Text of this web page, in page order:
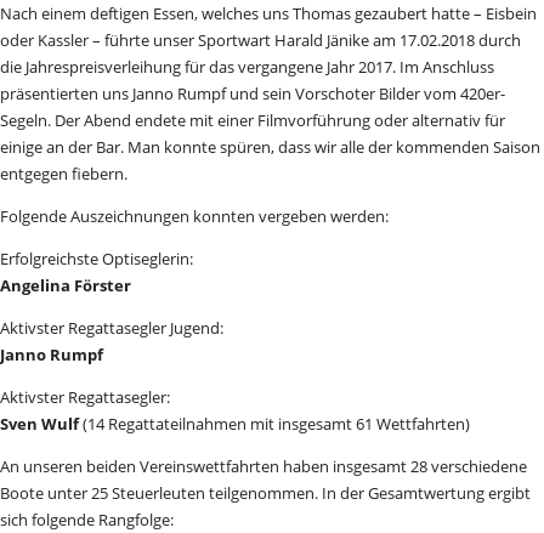
Nach einem deftigen Essen, welches uns Thomas gezaubert hatte – Eisbein
oder Kassler – führte unser Sportwart Harald Jänike am 17.02.2018 durch
die Jahrespreisverleihung für das vergangene Jahr 2017. Im Anschluss
präsentierten uns Janno Rumpf und sein Vorschoter Bilder vom 420er-
Segeln. Der Abend endete mit einer Filmvorführung oder alternativ für
einige an der Bar. Man konnte spüren, dass wir alle der kommenden Saison
entgegen fiebern.
Folgende Auszeichnungen konnten vergeben werden:
Erfolgreichste Optiseglerin:
Angelina Förster
Aktivster Regattasegler Jugend:
Janno Rumpf
Aktivster Regattasegler:
Sven Wulf(14 Regattateilnahmen mit insgesamt 61 Wettfahrten)
An unseren beiden Vereinswettfahrten haben insgesamt 28 verschiedene
Boote unter 25 Steuerleuten teilgenommen. In der Gesamtwertung ergibt
sich folgende Rangfolge: